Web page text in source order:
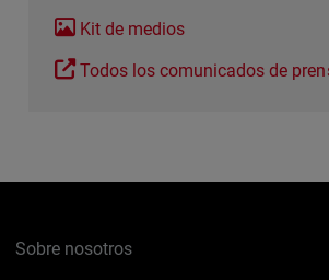
Kit de medios
Todos los comunicados de
Sobre nosotros